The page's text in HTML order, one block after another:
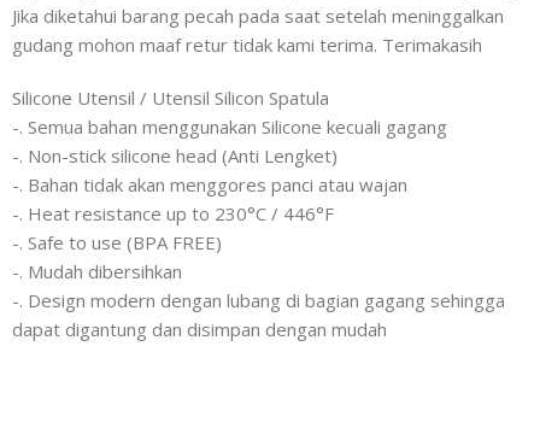
Jika diketahui barang pecah pada saat setelah meninggalkan
gudang mohon maaf retur tidak kami terima. Terimakasih
Silicone Utensil / Utensil Silicon Spatula
-. Semua bahan menggunakan Silicone kecuali gagang
-. Non-stick silicone head (Anti Lengket)
-. Bahan tidak akan menggores panci atau wajan
-. Heat resistance up to 230°C / 446°F
-. Safe to use (BPA FREE)
-. Mudah dibersihkan
-. Design modern dengan lubang di bagian gagang sehingga
dapat digantung dan disimpan dengan mudah